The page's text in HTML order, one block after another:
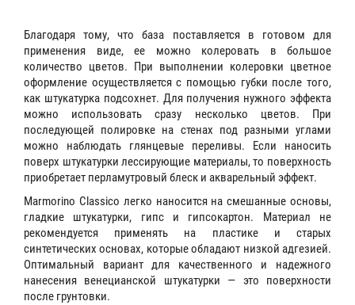
Благодаря тому, что база поставляется в готовом для
применения виде, ее можно колеровать в большое
количество цветов. При выполнении колеровки цветное
оформление осуществляется с помощью губки после того,
как штукатурка подсохнет. Для получения нужного эффекта
можно использовать сразу несколько цветов. При
последующей полировке на стенах под разными углами
можно наблюдать глянцевые переливы. Если наносить
поверх штукатурки лессирующие материалы, то поверхность
приобретает перламутровый блеск и акварельный эффект.
Marmorino Classico легко наносится на смешанные основы,
гладкие штукатурки, гипс и гипсокартон. Материал не
рекомендуется применять на пластике и старых
синтетических основах, которые обладают низкой адгезией.
Оптимальный вариант для качественного и надежного
нанесения венецианской штукатурки — это поверхности
после грунтовки.